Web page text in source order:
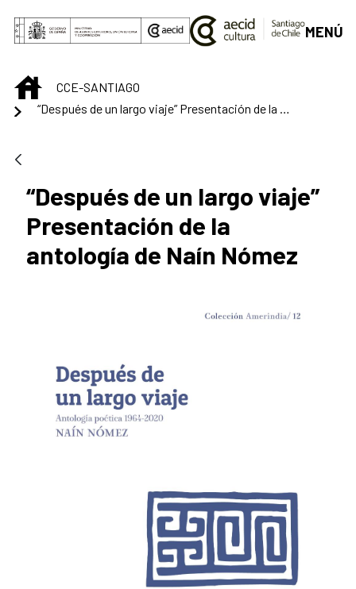
Saltar al contenido principal
MENÚ
INICIOCCE-SANTIAGO
“Después de un largo viaje”
Presentación de la
antología de Naín Nómez